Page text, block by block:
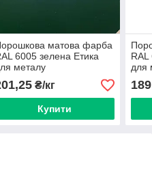
матова фарба
6005 зелена Етика
металу
₴/кг
Купити
RAL
для